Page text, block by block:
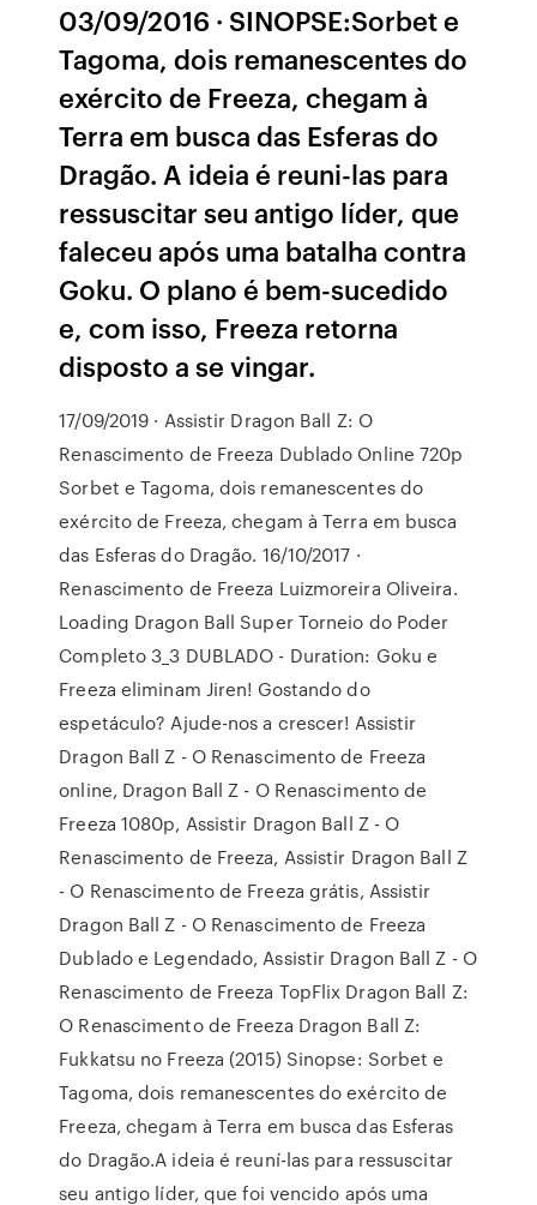
03/09/2016 · SINOPSE:Sorbet e
Tagoma, dois remanescentes do
exército de Freeza, chegam à
Terra em busca das Esferas do
Dragão. A ideia é reuni-las para
ressuscitar seu antigo líder, que
faleceu após uma batalha contra
Goku. O plano é bem-sucedido
e, com isso, Freeza retorna
disposto a se vingar.
17/09/2019 · Assistir Dragon Ball Z: O
Renascimento de Freeza Dublado Online 720p
Sorbet e Tagoma, dois remanescentes do
exército de Freeza, chegam à Terra em busca
das Esferas do Dragão. 16/10/2017 ·
Renascimento de Freeza Luizmoreira Oliveira.
Loading Dragon Ball Super Torneio do Poder
Completo 3_3 DUBLADO - Duration: Goku e
Freeza eliminam Jiren! Gostando do
espetáculo? Ajude-nos a crescer! Assistir
Dragon Ball Z - O Renascimento de Freeza
online, Dragon Ball Z - O Renascimento de
Freeza 1080p, Assistir Dragon Ball Z - O
Renascimento de Freeza, Assistir Dragon Ball Z
- O Renascimento de Freeza grátis, Assistir
Dragon Ball Z - O Renascimento de Freeza
Dublado e Legendado, Assistir Dragon Ball Z - O
Renascimento de Freeza TopFlix Dragon Ball Z:
O Renascimento de Freeza Dragon Ball Z:
Fukkatsu no Freeza (2015) Sinopse: Sorbet e
Tagoma, dois remanescentes do exército de
Freeza, chegam à Terra em busca das Esferas
do Dragão.A ideia é reuní-las para ressuscitar
seu antigo líder, que foi vencido após uma